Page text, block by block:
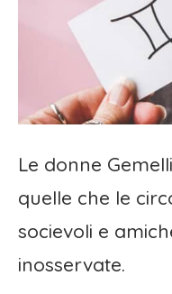
Le donne
quelle che le
socievoli e
inosservate.